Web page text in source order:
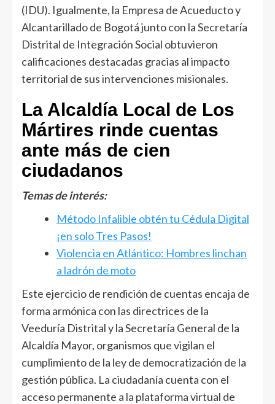
(IDU). Igualmente, la Empresa de Acueducto y
Alcantarillado de Bogotá junto con la Secretaría
Distrital de Integración Social obtuvieron
calificaciones destacadas gracias al impacto
territorial de sus intervenciones misionales.
La Alcaldía Local de Los
Mártires rinde cuentas
ante más de cien
ciudadanos
Temas de interés:
Método Infalible obtén tu Cédula Digital
¡en solo Tres Pasos!
Violencia en Atlántico: Hombres linchan
a ladrón de moto
Este ejercicio de rendición de cuentas encaja de
forma armónica con las directrices de la
Veeduría Distrital y la Secretaría General de la
Alcaldía Mayor, organismos que vigilan el
cumplimiento de la ley de democratización de la
gestión pública. La ciudadanía cuenta con el
acceso permanente a la plataforma virtual de